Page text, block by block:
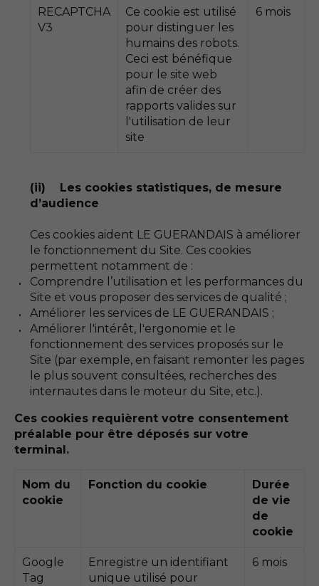
RECAPTCHA
V3
Ce cookie est utilisé
pour distinguer les
humains des robots.
Ceci est bénéfique
pour le site web
afin de créer des
rapports valides sur
l'utilisation de leur
site
6 mois
(ii) Les cookies statistiques, de mesure
d’audience
Ces cookies aident LE GUERANDAIS à améliorer
le fonctionnement du Site. Ces cookies
permettent notamment de :
Comprendre l’utilisation et les performances du
Site et vous proposer des services de qualité ;
Améliorer les services de LE GUERANDAIS ;
Améliorer l'intérêt, l'ergonomie et le
fonctionnement des services proposés sur le
Site (par exemple, en faisant remonter les pages
le plus souvent consultées, recherches des
internautes dans le moteur du Site, etc.).
Ces cookies requièrent votre consentement
préalable pour être déposés sur votre
terminal.
Nom du
cookie
Fonction du cookie
Durée
de vie
de
cookie
Google
Tag
Enregistre un identifiant
unique utilisé pour
6 mois